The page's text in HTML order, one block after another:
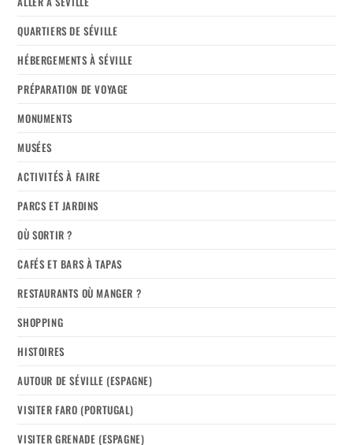
QUARTIERS DE SÉVILLE
HÉBERGEMENTS À SÉVILLE
PRÉPARATION DE VOYAGE
MONUMENTS
MUSÉES
ACTIVITÉS À FAIRE
PARCS ET JARDINS
OÙ SORTIR ?
CAFÉS ET BARS À TAPAS
RESTAURANTS OÙ MANGER ?
SHOPPING
HISTOIRES
AUTOUR DE SÉVILLE (ESPAGNE)
VISITER FARO (PORTUGAL)
VISITER GRENADE (ESPAGNE)